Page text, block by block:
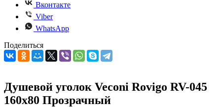
Вконтакте
Viber
WhatsApp
Поделиться
Душевой уголок Veconi Rovigo RV-045
160x80 Прозрачный